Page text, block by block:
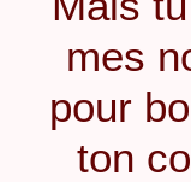
mes
pour
ton